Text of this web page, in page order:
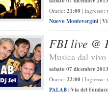
Orario: 21:00 | Ingresso:
Nuovo Montevergini |
FBI live @
Musica dal vivo
sabato 07 dicembre 2013
Orario: 22:00 | Ingresso:
PALAB | Via del